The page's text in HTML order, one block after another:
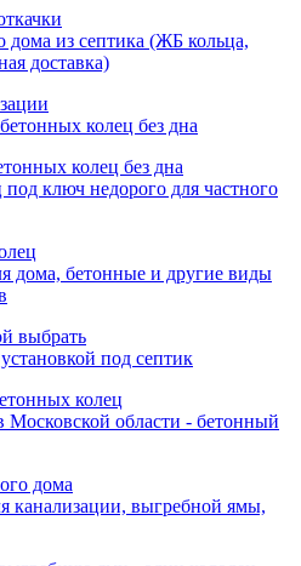
колец без дна
выбрать
колец
дома